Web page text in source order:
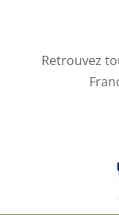
Retrouvez